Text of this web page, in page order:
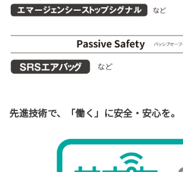
先進技術で、「働く」に安全・安心を。